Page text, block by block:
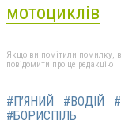
мотоциклів
Якщо ви помітили помилку,
повідомити про це редакцію
#П’ЯНИЙ #ВОДІЙ
#БОРИСПІЛЬ